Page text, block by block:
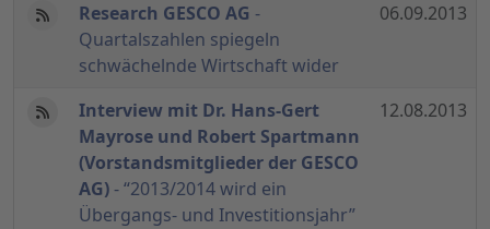
Research GESCO AG -
Quartalszahlen spiegeln
schwächelnde Wirtschaft wider
06.09.2013
Interview mit Dr. Hans-Gert
Mayrose und Robert Spartmann
(Vorstandsmitglieder der GESCO
AG)- “2013/2014 wird ein
Übergangs- und Investitionsjahr”
12.08.2013